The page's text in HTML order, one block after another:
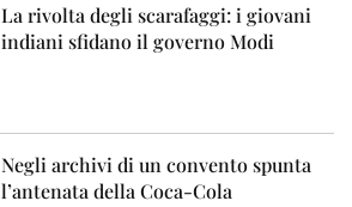
La rivolta degli scarafaggi: i giovani
indiani sfidano il governo Modi
Negli archivi di un convento spunta
l’antenata della Coca-Cola